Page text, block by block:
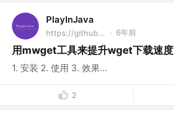
PlayInJava
https://github.com/fantj2016/java-reader @alibaba · 6年前
用mwget工具来提升wget下载速度
1. 安装 2. 使用 3. 效果...
2